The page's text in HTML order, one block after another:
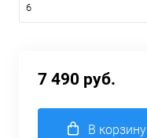
6
7 490 руб.
В корзину